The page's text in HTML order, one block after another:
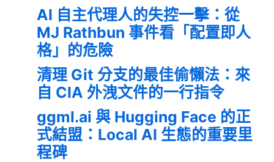
AI 自主代理人的失控一擊：從
MJ Rathbun 事件看「配置即人
格」的危險
清理 Git 分支的最佳偷懶法：來
自 CIA 外洩文件的一行指令
ggml.ai 與 Hugging Face 的正
式結盟：Local AI 生態的重要里
程碑